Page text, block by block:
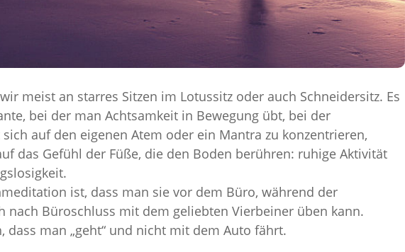
meist an starres Sitzen im Lotussitz oder auch Schneidersitz. Es
bei der man Achtsamkeit in Bewegung übt, bei der
auf den eigenen Atem oder ein Mantra zu konzentrieren,
das Gefühl der Füße, die den Boden berühren: ruhige Aktivität
ist, dass man sie vor dem Büro, während der
nach Büroschluss mit dem geliebten Vierbeiner üben kann.
dass man „geht“ und nicht mit dem Auto fährt.